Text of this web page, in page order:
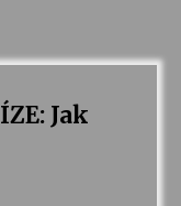
Jak